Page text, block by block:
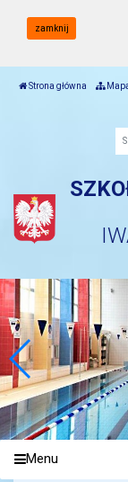
zamknij
Strona główna
Menu